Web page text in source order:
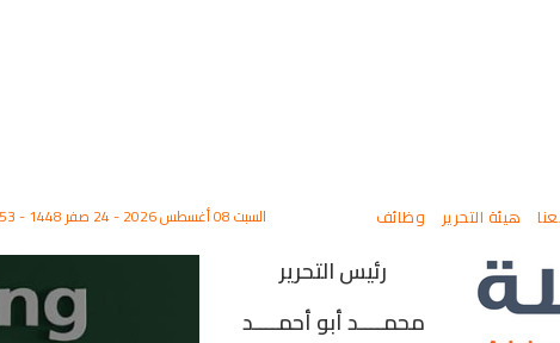
هيئة التحرير وظائف السبت 08 أغسطس 2026 - 24 صفر 1448 - 03:53 القاهرة
رئيس التحرير
محمــــد أبو أحمــــد